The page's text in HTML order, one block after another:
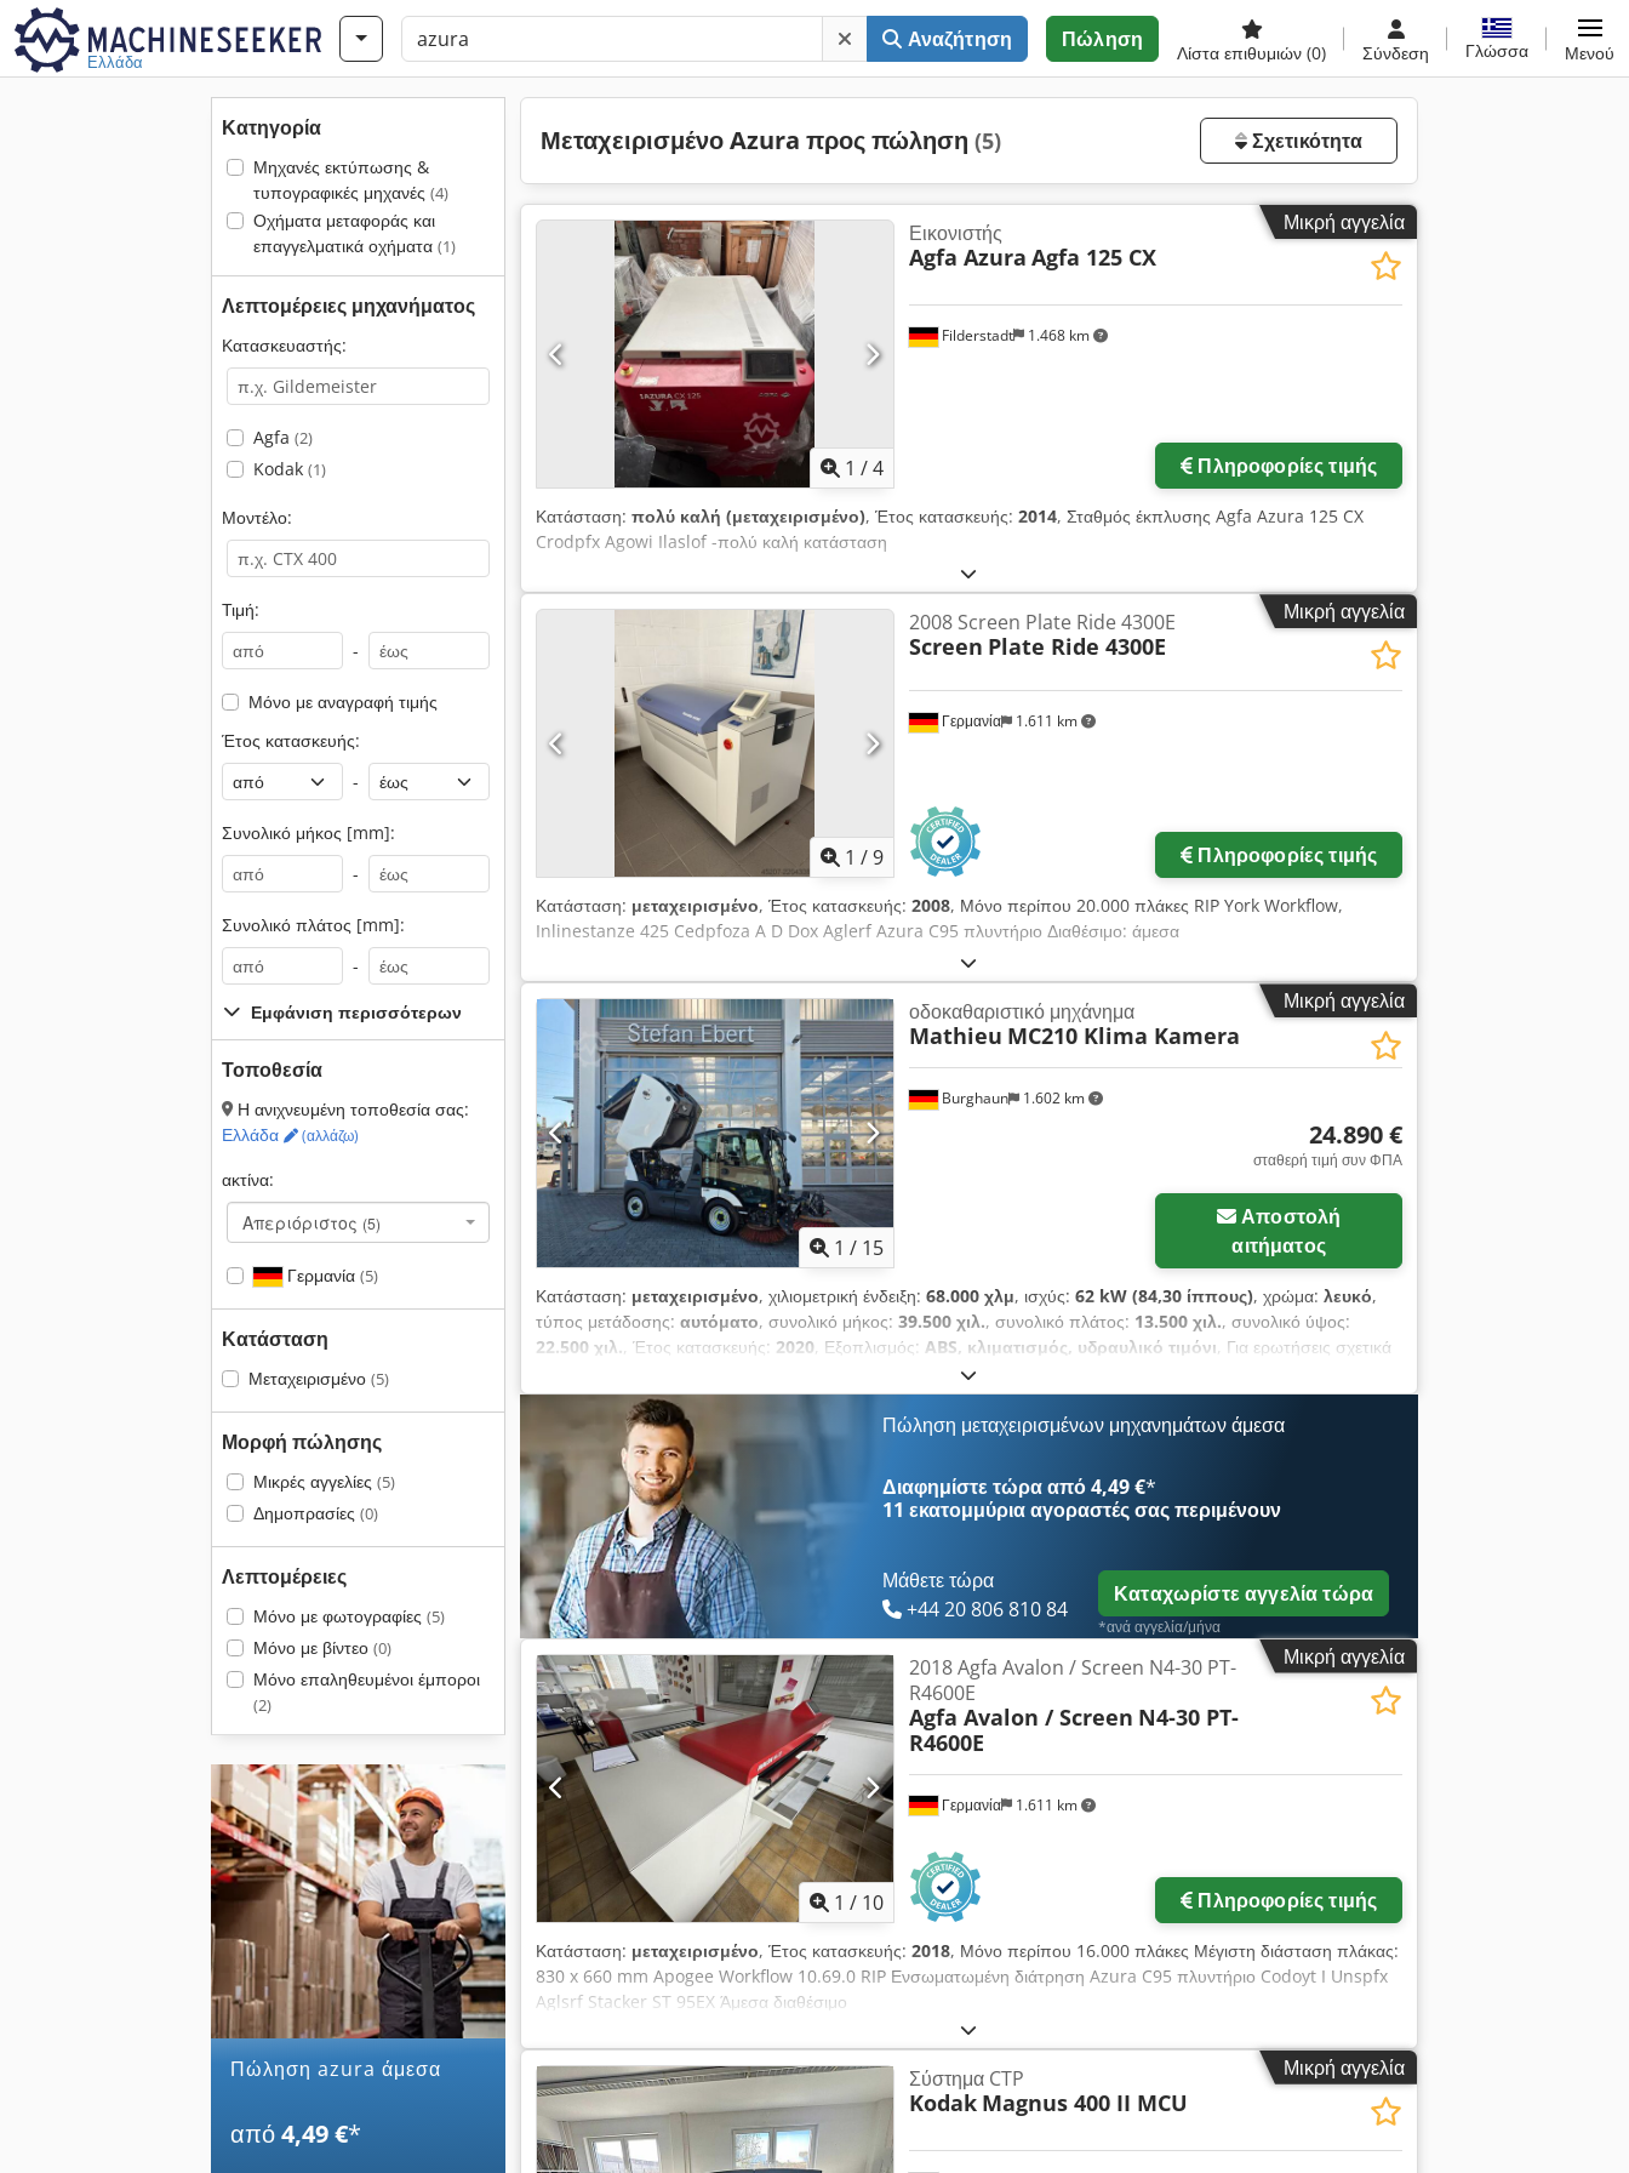
Ελλάδα
Αναζήτηση Πώληση
Λίστα επιθυμιών (0) Σύνδεση Γλώσσα Μενού
Κατηγορία
Μηχανές εκτύπωσης &
τυπογραφικές μηχανές (4)
Οχήματα μεταφοράς και
επαγγελματικά οχήματα (1)
Λεπτομέρειες μηχανήματος
Κατασκευαστής:
Agfa (2)
Kodak (1)
Μοντέλο:
Τιμή:
-
Μόνο με αναγραφή τιμής
Έτος κατασκευής:
-
Συνολικό μήκος [mm]:
-
Συνολικό πλάτος [mm]:
-
Εμφάνιση περισσότερων
Τοποθεσία
Η ανιχνευμένη τοποθεσία σας:
Ελλάδα
(αλλάζω)
ακτίνα:
Απεριόριστος (5)
Γερμανία (5)
Κατάσταση
Μεταχειρισμένο (5)
Μορφή πώλησης
Μικρές αγγελίες (5)
Δημοπρασίες (0)
Λεπτομέρειες
Μόνο με φωτογραφίες (5)
Μόνο με βίντεο (0)
Μόνο επαληθευμένοι έμποροι
(2)
Πώληση azura άμεσα
από4,49 €*
Μεταχειρισμένο Azura προς πώληση (5) Σχετικότητα
Μικρή αγγελία
1 /4
Filderstadt 1.468 km
Εικονιστής
Agfa Azura Agfa 125 CX
Πληροφορίες τιμής
Κατάσταση: πολύ καλή (μεταχειρισμένο), Έτος κατασκευής: 2014, Σταθμός έκπλυσης Agfa Azura 125 CX
Crodpfx Agowi Ilaslof -πολύ καλή κατάσταση
Μικρή αγγελία
1 /9
Γερμανία 1.611 km
2008 Screen Plate Ride 4300E
Screen Plate Ride 4300E
Πληροφορίες τιμής
Κατάσταση: μεταχειρισμένο, Έτος κατασκευής: 2008, Μόνο περίπου 20.000 πλάκες RIP York Workflow,
Inlinestanze 425 Cedpfoza A D Dox Aglerf Azura C95 πλυντήριο Διαθέσιμο: άμεσα
Μικρή αγγελία
1 / 15
Burghaun 1.602 km
οδοκαθαριστικό μηχάνημα
Mathieu MC210 Klima Kamera
24.890 €
σταθερή τιμή συν ΦΠΑ
Αποστολή
αιτήματος
Κατάσταση: μεταχειρισμένο, χιλιομετρική ένδειξη: 68.000 χλμ, ισχύς: 62 kW (84,30 ίππους), χρώμα: λευκό,
τύπος μετάδοσης: αυτόματο, συνολικό μήκος: 39.500 χιλ., συνολικό πλάτος: 13.500 χιλ., συνολικό ύψος:
22.500 χιλ., Έτος κατασκευής: 2020, Εξοπλισμός: ABS, κλιματισμός, υδραυλικό τιμόνι, Για ερωτήσεις σχετικά
με το όχημα, ο κ. Seidel είναι στη διάθεσή σας (στο τηλ.). Mathieu MC210 Azura Flex Σκούπα δρόμου 68.000
χλμ., 6.068 ώρες λειτουργίας, κλιματισμός, κάμερα οπισθοπορείας, αριθμός καθισμάτων: 2, αεροκάθισμα,
ραδιόφωνο USB, σύστημα ανοικτής ακρόασης, θερμαινόμενοι εξωτερικοί καθρέπτες, ηλεκτρικά ρυθμιζόμενοι
εξωτερικοί καθρέπτες, αυτόματο κιβώτιο ταχυτήτων, φώτα ημέρας, περιστρεφόμενα φώτα, φώτα: αλογόνου,
θέρμανση παρμπρίζ, βάθος πέλματος ελαστικών: 1ος άξονας 8-9 mm, 2ος άξονας 5-6 mm Codpfx Agjzgq Uijljrf
Κατόπιν αιτήματος, σας παρέχουμε προσφορά leasing ή χρηματοδότησης. Ο κ. Seidel (τηλ.) είναι στη διάθεσή
σας. Περισσότερες πληροφορίες θα βρείτε στην ιστοσελίδα μας. ... Επιφυλάξεις για λάθη, αλλαγές και ενδιάμεση
πώληση!!! ESP, δεξιοτίμονο = Περισσότερες πληροφορίες = Κυβισμός κινητήρα: 2.970 cc Μεικτό βάρος: 5.000 kg
Για περισσότερες πληροφορίες, επικοινωνήστε με τον Tobias Ebert.
Πώληση μεταχειρισμένων μηχανημάτων άμεσα
Διαφημίστε τώρα από 4,49 €*
11 εκατομμύρια αγοραστέςσας περιμένουν
Μάθετε τώρα
+44 20 806 810 84
Καταχωρίστε αγγελία τώρα
*ανά αγγελία/μήνα
Μικρή αγγελία
1 / 10
Γερμανία 1.611 km
2018 Agfa Avalon / Screen N4-30 PT-
R4600E
Agfa Avalon / Screen N4-30 PT-
R4600E
Πληροφορίες τιμής
Κατάσταση: μεταχειρισμένο, Έτος κατασκευής: 2018, Μόνο περίπου 16.000 πλάκες Μέγιστη διάσταση πλάκας:
830 x 660 mm Apogee Workflow 10.69.0 RIP Ενσωματωμένη διάτρηση Azura C95 πλυντήριο Codoyt I Unspfx
Aglsrf Stacker ST 95EX Άμεσα διαθέσιμο
Μικρή αγγελία
Σύστημα CTP
Kodak Magnus 400 II MCU